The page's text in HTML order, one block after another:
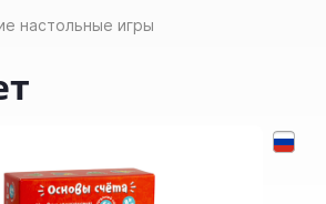
настольные игры